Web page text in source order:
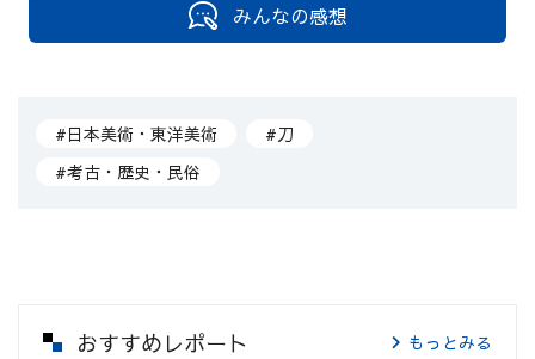
みんなの感想
#日本美術・東洋美術
#刀
#考古・歴史・民俗
おすすめレポート もっとみる